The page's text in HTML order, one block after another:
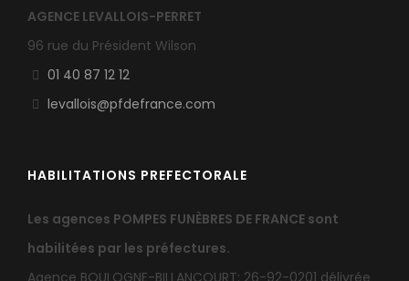
AGENCE LEVALLOIS-PERRET
96 rue du Président Wilson
01 40 87 12 12
levallois@pfdefrance.com
HABILITATIONS PREFECTORALE
Les agences POMPES FUNÈBRES DE FRANCE sont
habilitées par les préfectures.
Agence BOULOGNE-BILLANCOURT: 26-92-0201 délivrée